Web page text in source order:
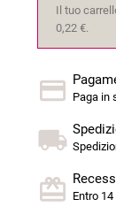
Il tuo
0,22 €.
Paga in
Entro